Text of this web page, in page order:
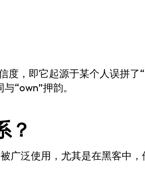
度，即它起源于某个人误拼了
“own”押韵。
？
广泛使用，尤其是在黑客中，